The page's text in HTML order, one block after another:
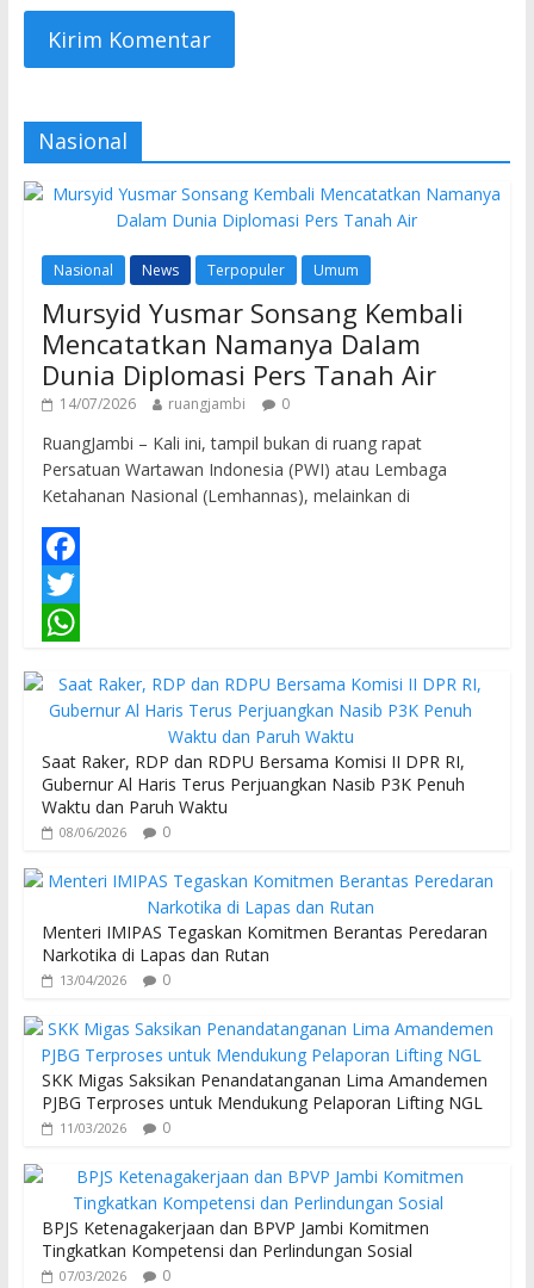
Nasional
Nasional News Terpopuler Umum
Mursyid Yusmar Sonsang Kembali
Mencatatkan Namanya Dalam
Dunia Diplomasi Pers Tanah Air
14/07/2026 ruangjambi 0
RuangJambi – Kali ini, tampil bukan di ruang rapat
Persatuan Wartawan Indonesia (PWI) atau Lembaga
Ketahanan Nasional (Lemhannas), melainkan di
F
a
o
o
T
t
e
t
s
p
p
Saat Raker, RDP dan RDPU Bersama Komisi II DPR RI,
Gubernur Al Haris Terus Perjuangkan Nasib P3K Penuh
Waktu dan Paruh Waktu
08/06/2026 0
Menteri IMIPAS Tegaskan Komitmen Berantas Peredaran
Narkotika di Lapas dan Rutan
13/04/2026 0
SKK Migas Saksikan Penandatanganan Lima Amandemen
PJBG Terproses untuk Mendukung Pelaporan Lifting NGL
11/03/2026 0
BPJS Ketenagakerjaan dan BPVP Jambi Komitmen
Tingkatkan Kompetensi dan Perlindungan Sosial
07/03/2026 0